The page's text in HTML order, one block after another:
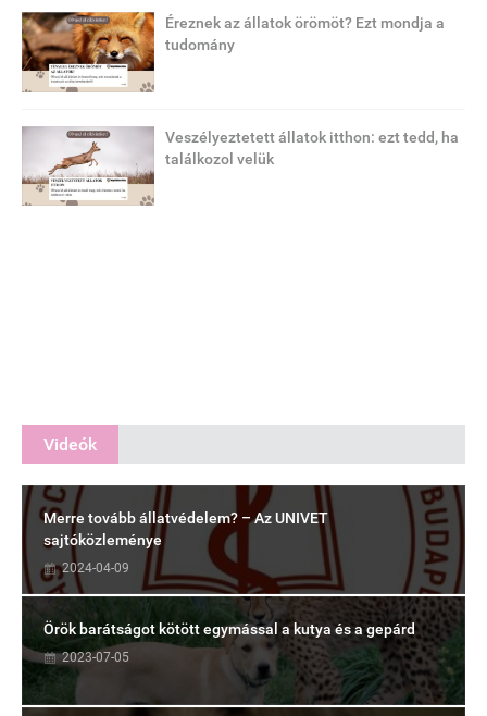
Éreznek az állatok örömöt? Ezt mondja a
tudomány
Veszélyeztetett állatok itthon: ezt tedd, ha
találkozol velük
Videók
Merre tovább állatvédelem? – Az UNIVET
sajtóközleménye
2024-04-09
Örök barátságot kötött egymással a kutya és a gepárd
2023-07-05